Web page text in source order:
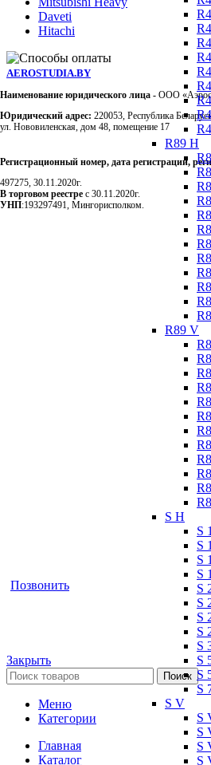
R89 H
R89 V
S H
S
S
S
S
S
S
S
S
S
S
S
S
S V
S
S
S
S
Daveti
Hitachi
AEROSTUDIA.BY
Наименование юридического лица - ООО
Юридический адрес: 220053, Республика
ул. Нововиленская, дом 48, помещение 17
Регистрационный номер, дата регистрации,
497275, 30.11.2020г.
В торговом реестре с 30.11.2020г.
УНП:193297491, Мингорисполком.
Сэкономьте
Позвоните и
наличии и под
Позвоните
Позвонить
Закрыть
Поиск
Меню
Категории
Главная
Каталог